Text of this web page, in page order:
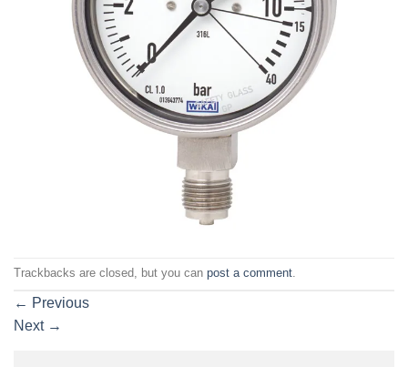
Trackbacks are closed, but you can post a comment.
← Previous
Next →